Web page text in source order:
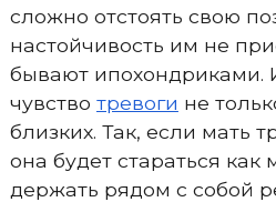
сложно отстоять свою
настойчивость им не
бывают ипохондриками.
чувство тревоги не
близких. Так, если мать
она будет стараться
держать рядом с собой